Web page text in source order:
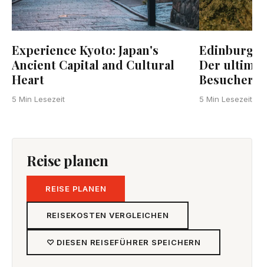
Experience Kyoto: Japan's
Ancient Capital and Cultural
Heart
5 Min Lesezeit
Edinburgh
Der
Besucher
5 Min Lesezeit
Reise planen
REISE PLANEN
REISEKOSTEN VERGLEICHEN
♡ DIESEN REISEFÜHRER SPEICHERN